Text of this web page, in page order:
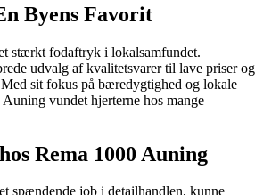
Byens Favorit
stærkt fodaftryk i lokalsamfundet.
udvalg af kvalitetsvarer til lave priser og
sit fokus på bæredygtighed og lokale
vundet hjerterne hos mange
Rema 1000 Auning
spændende job i detailhandlen, kunne